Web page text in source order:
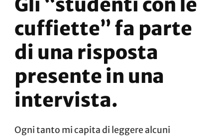
cuffiette” fa parte
di una risposta
presente in una
intervista.
Ogni tanto mi capita di leggere alcuni